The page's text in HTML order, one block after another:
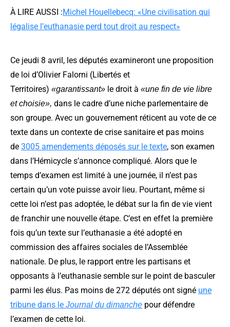
À LIRE AUSSI :Michel Houellebecq: «Une civilisation qui
légalise l’euthanasie perd tout droit au respect»
Ce jeudi 8 avril, les députés examineront une proposition
de loi d’Olivier Falorni (Libertés et
Territoires) «garantissant» le droit à «une fin de vie libre
et choisie», dans le cadre d’une niche parlementaire de
son groupe. Avec un gouvernement réticent au vote de ce
texte dans un contexte de crise sanitaire et pas moins
de 3005 amendements déposés sur le texte, son examen
dans l’Hémicycle s’annonce compliqué. Alors que le
temps d’examen est limité à une journée, il n’est pas
certain qu’un vote puisse avoir lieu. Pourtant, même si
cette loi n’est pas adoptée, le débat sur la fin de vie vient
de franchir une nouvelle étape. C’est en effet la première
fois qu’un texte sur l’euthanasie a été adopté en
commission des affaires sociales de l’Assemblée
nationale. De plus, le rapport entre les partisans et
opposants à l’euthanasie semble sur le point de basculer
parmi les élus. Pas moins de 272 députés ont signé une
tribune dans le Journal du dimanche pour défendre
l’examen de cette loi.